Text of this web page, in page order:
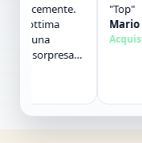
di ottima
in una
sorpresa
"Top"
Mario